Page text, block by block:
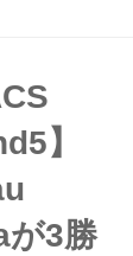
たレース
た。
】
が3勝